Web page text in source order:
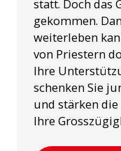
statt. Doch das
gekommen.
weiterleben
von Priestern
Ihre
schenken Sie
und stärken
Ihre